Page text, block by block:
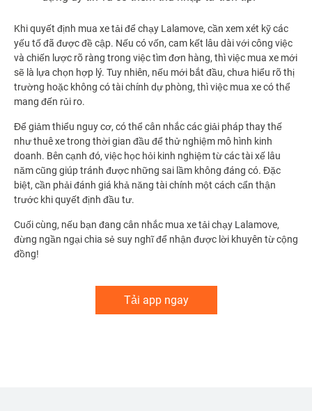
Khi quyết định mua xe tải để chạy Lalamove, cần xem xét kỹ các
yếu tố đã được đề cập. Nếu có vốn, cam kết lâu dài với công việc
và chiến lược rõ ràng trong việc tìm đơn hàng, thì việc mua xe mới
sẽ là lựa chọn hợp lý. Tuy nhiên, nếu mới bắt đầu, chưa hiểu rõ thị
trường hoặc không có tài chính dự phòng, thì việc mua xe có thể
mang đến rủi ro.
Để giảm thiểu nguy cơ, có thể cân nhắc các giải pháp thay thế
như thuê xe trong thời gian đầu để thử nghiệm mô hình kinh
doanh. Bên cạnh đó, việc học hỏi kinh nghiệm từ các tài xế lâu
năm cũng giúp tránh được những sai lầm không đáng có. Đặc
biệt, cần phải đánh giá khả năng tài chính một cách cẩn thận
trước khi quyết định đầu tư.
Cuối cùng, nếu bạn đang cân nhắc mua xe tải chạy Lalamove,
đừng ngần ngại chia sẻ suy nghĩ để nhận được lời khuyên từ cộng
đồng!
Tải app ngay